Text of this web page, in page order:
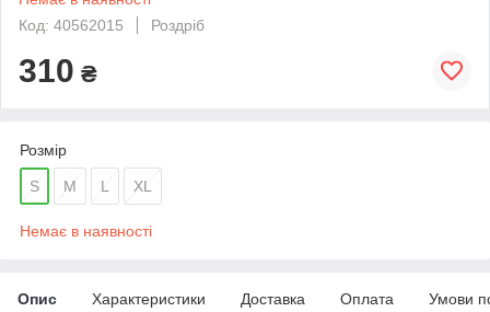
Код: 40562015
Роздріб
310 ₴
Розмір
S M L XL
Немає в наявності
Опис Характеристики Доставка Оплата Умови